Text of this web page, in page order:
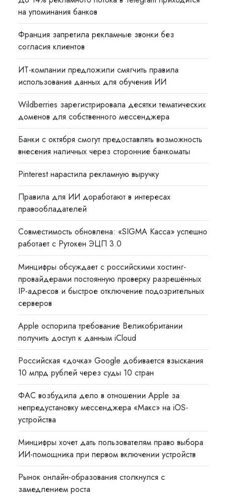
на упоминания банков
Франция запретила рекламные звонки без
согласия клиентов
ИТ-компании предложили смягчить правила
использования данных для обучения ИИ
Wildberries зарегистрировала десятки тематических
доменов для собственного мессенджера
Банки с октября смогут предоставлять возможность
внесения наличных через сторонние банкоматы
Pinterest нарастила рекламную выручку
Правила для ИИ доработают в интересах
правообладателей
Совместимость обновлена: «SIGMA Касса» успешно
работает с Рутокен ЭЦП 3.0
Минцифры обсуждает с российскими хостинг-
провайдерами постоянную проверку разрешённых
IP-адресов и быстрое отключение подозрительных
серверов
Apple оспорила требование Великобритании
получить доступ к данным iCloud
Российская «дочка» Google добивается взыскания
10 млрд рублей через суды 10 стран
ФАС возбудила дело в отношении Apple за
непредустановку мессенджера «Макс» на iOS-
устройства
Минцифры хочет дать пользователям право выбора
ИИ-помощника при первом включении устройств
Рынок онлайн-образования столкнулся с
замедлением роста